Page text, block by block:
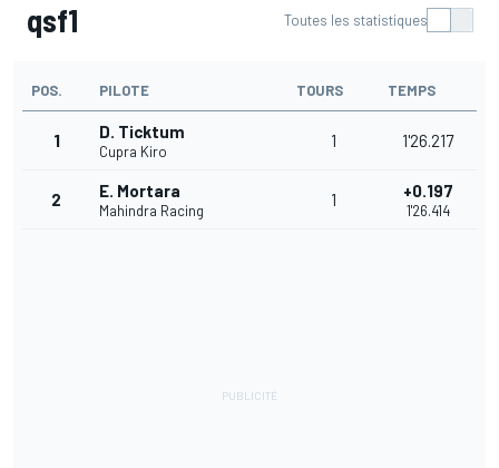
qsf1 Toutes les statistiques
POS. PILOTE TOURS TEMPS
1 D. Ticktum
Cupra Kiro
1 1'26.217
2 E. Mortara
Mahindra Racing
1 +0.197
1'26.414